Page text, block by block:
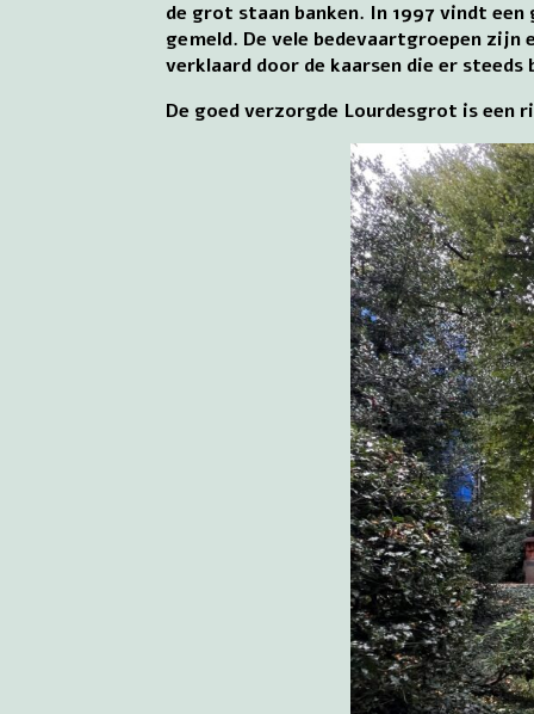
de grot staan banken. In 1997 vindt
gemeld. De vele bedevaartgroepen
verklaard door de kaarsen die er steeds
De goed verzorgde Lourdesgrot is een